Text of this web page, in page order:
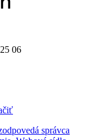
06
správca